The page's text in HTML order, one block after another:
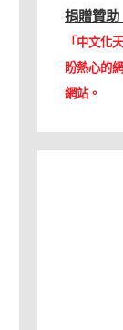
捐贈贊
「中文化
盼熱心的
網站。